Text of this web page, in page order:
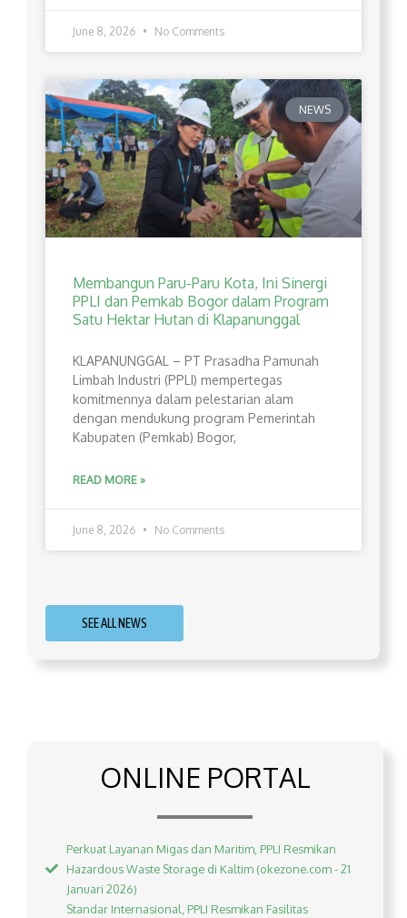
June 8, 2026 No Comments
NEWS
Membangun Paru-Paru Kota, Ini Sinergi
PPLI dan Pemkab Bogor dalam Program
Satu Hektar Hutan di Klapanunggal
​KLAPANUNGGAL – PT Prasadha Pamunah
Limbah Industri (PPLI) mempertegas
komitmennya dalam pelestarian alam
dengan mendukung program Pemerintah
Kabupaten (Pemkab) Bogor,
READ MORE »
June 8, 2026 No Comments
SEE ALL NEWS
ONLINE PORTAL
Perkuat Layanan Migas dan Maritim, PPLI Resmikan
Hazardous Waste Storage di Kaltim (okezone.com - 21
Januari 2026)
Standar Internasional, PPLI Resmikan Fasilitas